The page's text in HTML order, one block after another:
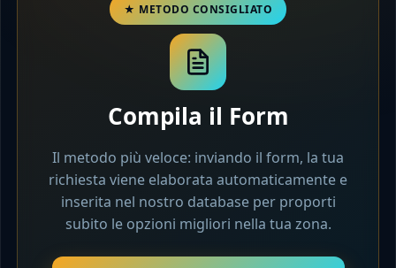
Compila il Form
Il metodo più veloce: inviando il form, la tua
richiesta viene elaborata automaticamente e
inserita nel nostro database per proporti
subito le opzioni migliori nella tua zona.